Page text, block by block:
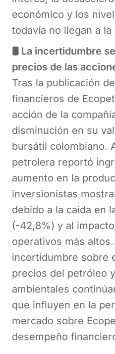
económico y los
todavía no llegan a la
🛢️ La incertidumbre
precios de las
Tras la publicación
financieros de
acción de la
disminución en su
bursátil colombiano.
petrolera reportó
aumento en la
inversionistas
debido a la caída en
(-42,8%) y al
operativos más
incertidumbre sobre
precios del petróleo
ambientales
que influyen en la
mercado sobre
desempeño